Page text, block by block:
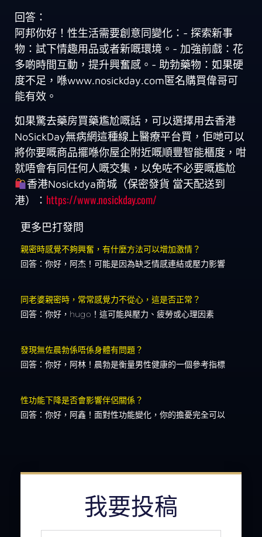
回答：
阿邦你好！性生活需要創意同變化：- 探索新事
物：試下情趣用品或者新嘅環境。- 加強前戲：花
多啲時間互動，提升興奮感。- 助勃藥物：如果硬
度不足，喺www.nosickday.com匿名購買偉哥可
能有效。
如果驚去藥房買藥尷尬嘅話，可以選擇用去香港
NoSickDay無病網這種線上醫療平台買，佢哋可以
將你要嘅商品擺喺你屋企附近嘅順豐智能櫃度，咁
就唔會有同任何人嘅交集，以免咗不必要嘅尷尬
香港Nosickdya商城（保密發貨 當天配送到
港）： https://www.nosickday.com/
更多巴打發問
親密時感覺不夠興奮，有什麼方法可以增加激情？
回答：你好，阿杰！可能是因為缺乏情感連結或壓力影響
同老婆親密時，常常感覺力不從心，這是否正常？
回答：你好，hugo！這可能與壓力、疲勞或心理因素
發現無佐晨勃係唔係身體有問題？
回答：你好，阿林！晨勃是衡量男性健康的一個參考指標
性功能下降是否會影響伴侶關係？
回答：你好，阿鑫！面對性功能變化，你的擔憂完全可以
我要投稿